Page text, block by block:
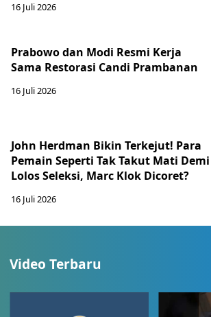
16 Juli 2026
Prabowo dan Modi Resmi Kerja
Sama Restorasi Candi Prambanan
16 Juli 2026
John Herdman Bikin Terkejut! Para
Pemain Seperti Tak Takut Mati Demi
Lolos Seleksi, Marc Klok Dicoret?
16 Juli 2026
Video Terbaru